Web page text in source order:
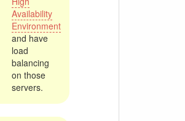
Availability
Environment
and have
load
balancing
on those
servers.